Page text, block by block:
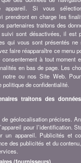
tous les conseils
fonctionnent
partenariat, publicité, ...
appareil. Si vous
prendront en charge les
partenaires traitons des
sont désactivées, il est
qui vous sont présentés ne
faire réapparaître ce menu
à tout moment
en bas de page. Les
ou nos Site Web. Pour
politique de confidentialité.
traitons des
géolocalisation précises.
pour l’identification.
un appareil. Publicités et
des publicités et du
(fournisseurs)